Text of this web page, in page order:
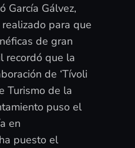
García Gálvez,
para que
de gran
recordó que la
de ‘Tívoli
Turismo de la
puso el
en
puesto el